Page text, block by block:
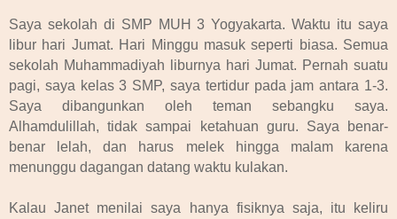
Saya sekolah di SMP MUH 3 Yogyakarta. Waktu itu saya
libur hari Jumat. Hari Minggu masuk seperti biasa. Semua
sekolah Muhammadiyah liburnya hari Jumat. Pernah suatu
pagi, saya kelas 3 SMP, saya tertidur pada jam antara 1-3.
Saya dibangunkan oleh teman sebangku saya.
Alhamdulillah, tidak sampai ketahuan guru. Saya benar-
benar lelah, dan harus melek hingga malam karena
menunggu dagangan datang waktu kulakan.
Kalau Janet menilai saya hanya fisiknya saja, itu keliru